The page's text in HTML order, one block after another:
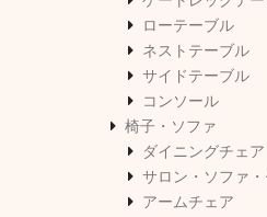
ローテーブル
ネストテーブル
サイドテーブル
コンソール
椅子・ソファ
ダイニングチェア
サロン・ソファ・
アームチェア